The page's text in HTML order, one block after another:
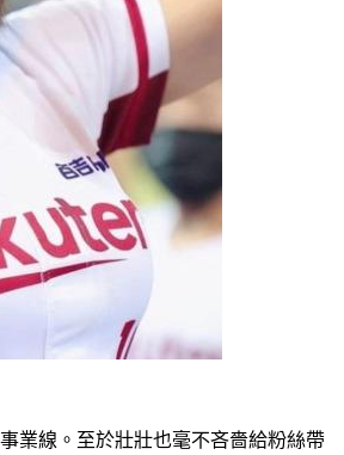
業線。至於壯壯也毫不吝嗇給粉絲帶